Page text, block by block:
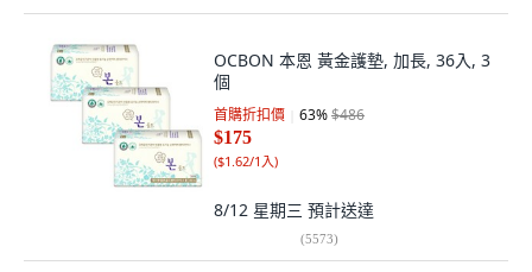
OCBON 本恩 黃金護墊, 加長, 36入, 3
個
首購折扣價 63%$486
$175
($1.62/1入)
8/12 星期三 預計送達
(5573)